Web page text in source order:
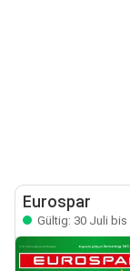
Eurospar
Gültig: 30 Juli bis